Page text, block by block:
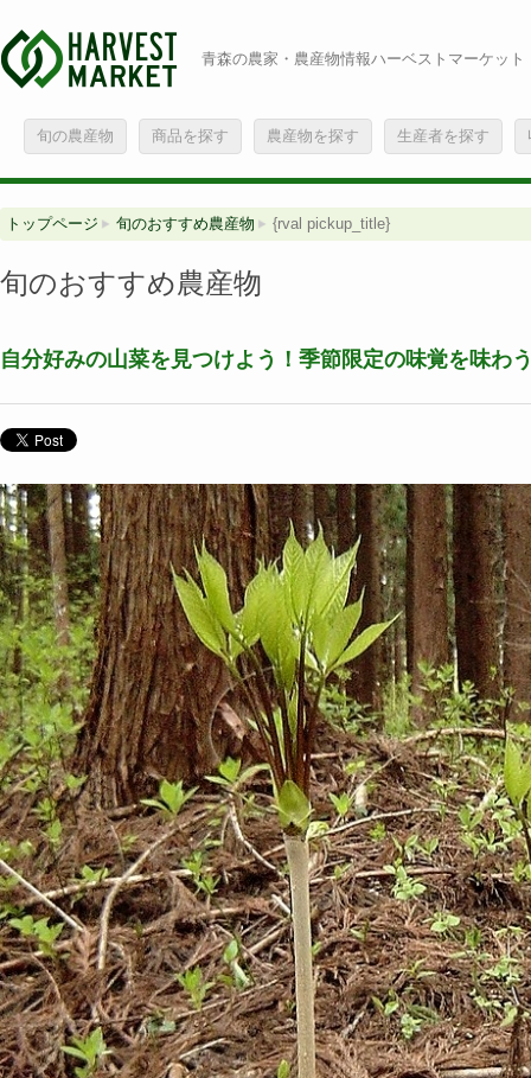
青森の農家・農産物情報ハーベストマーケット
旬の農産物 商品を探す 農産物を探す 生産者を探す
トップページ 旬のおすすめ農産物 {rval pickup_title}
旬のおすすめ農産物
自分好みの山菜を見つけよう！季節限定の味覚を味わ